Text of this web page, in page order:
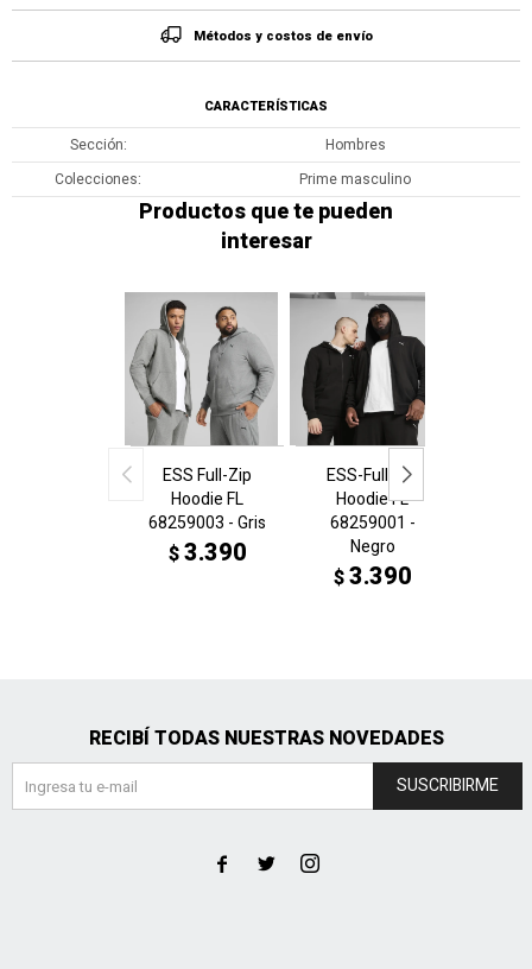
Métodos y costos de envío
CARACTERÍSTICAS
Sección
Hombres
Colecciones
Prime masculino
Productos que te pueden
interesar
ESS Full-Zip
Hoodie FL
68259003 - Gris
$3.390
ESS-Full-Zip
Hoodie FL
68259001 -
Negro
$3.390
RECIBÍ TODAS NUESTRAS NOVEDADES
SUSCRIBIRME
  